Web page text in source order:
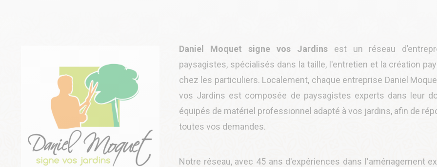
Daniel Moquet signe vos Jardinsest un réseau
paysagistes, spécialisés dans la taille, l'entretien et la création
chez les particuliers. Localement, chaque entreprise Daniel
vos Jardins est composée de paysagistes experts dans leur
équipés de matériel professionnel adapté à vos jardins, afin de
toutes vos demandes.
Notre réseau, avec 45 ans d'expériences dans l'aménagement